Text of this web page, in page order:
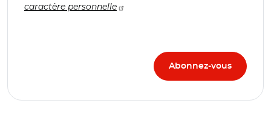
caractère personnelle